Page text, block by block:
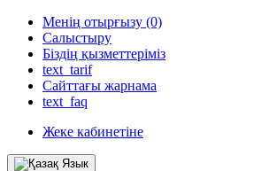
Менің отырғызу (0)
Салыстыру
Біздің қызметтеріміз
text_tarif
Сайттағы жарнама
text_faq
Жеке кабинетіне
Язык